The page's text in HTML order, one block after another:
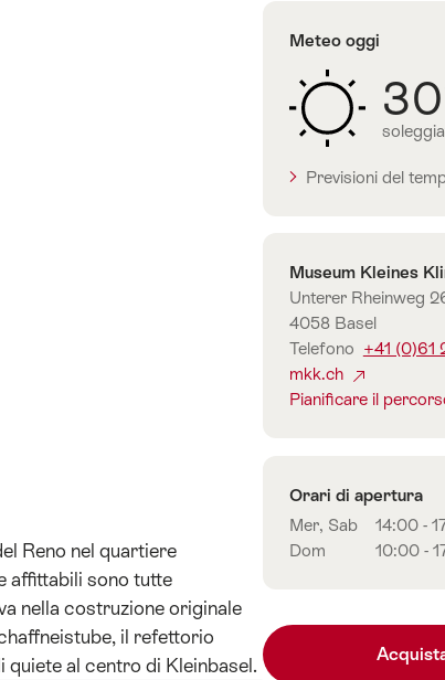
Reno nel quartiere
affittabili sono tutte
nella costruzione originale
il refettorio
quiete al centro di Kleinbasel.
Meteo oggi
Previsioni del
Contatto
Museum Kleines
Unterer Rheinweg
4058 Basel
Telefono +41 (0)61
mkk.ch
Pianificare il
Orari di apertura
Mer, Sab
14:00 -
Dom
10:00 -